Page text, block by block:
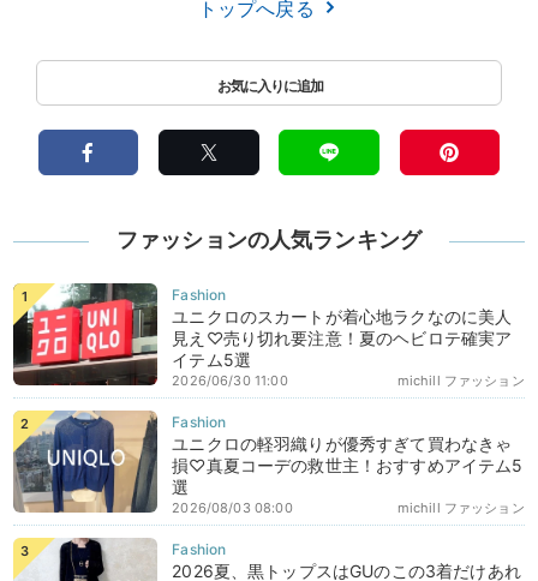
トップへ戻る
ファッションの人気ランキング
ユニクロのスカートが着心地ラクなのに美人
見え♡売り切れ要注意！夏のヘビロテ確実ア
イテム5選
michill ファッション
2026/06/30 11:00
ユニクロの軽羽織りが優秀すぎて買わなきゃ
損♡真夏コーデの救世主！おすすめアイテム5
選
michill ファッション
2026/08/03 08:00
2026夏、黒トップスはGUのこの3着だけあれ